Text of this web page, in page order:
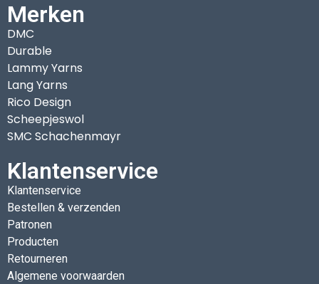
Merken
DMC
Durable
Lammy Yarns
Lang Yarns
Rico Design
Scheepjeswol
SMC Schachenmayr
Klantenservice
Klantenservice
Bestellen & verzenden
Patronen
Producten
Retourneren
Algemene voorwaarden